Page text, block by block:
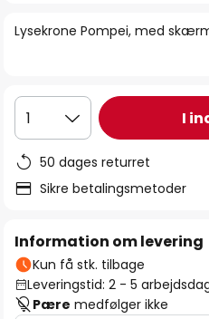
Lysekrone Pompei, med
1 I
50 dages returret
Sikre betalingsmetoder
Information om levering
Kun få stk. tilbage
Leveringstid: 2 - 5
Pære medfølger ikke